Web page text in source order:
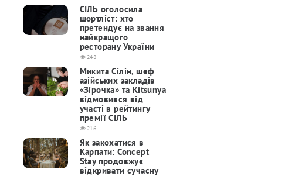
СІЛЬ оголосила
шортліст: хто
претендує на звання
найкращого
ресторану України
248
Микита Сілін, шеф
азійських закладів
«Зірочка» та Kitsunya
відмовився від
участі в рейтингу
премії СІЛЬ
216
Як закохатися в
Карпати: Concept
Stay продовжує
відкривати сучасну